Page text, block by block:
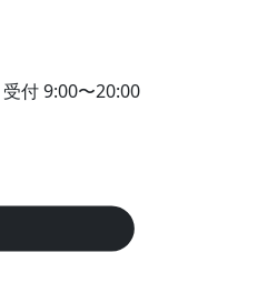
受付 9:00〜20:00